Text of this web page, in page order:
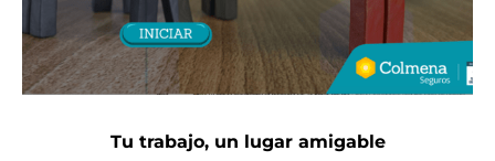
Tu trabajo, un lugar amigable